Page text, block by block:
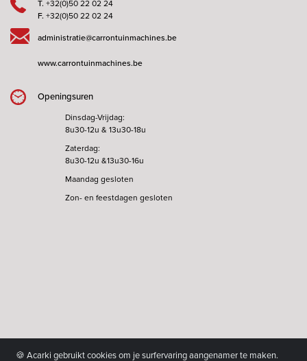
T. +32(0)50 22 02 24
F. +32(0)50 22 02 24
administratie@carrontuinmachines.be
www.carrontuinmachines.be
Openingsuren
Dinsdag-Vrijdag:
8u30-12u & 13u30-18u
Zaterdag:
8u30-12u &13u30-16u
Maandag gesloten
Zon- en feestdagen gesloten
🍪 Acarki gebruikt cookies om je surfervaring aangenamer te maken.